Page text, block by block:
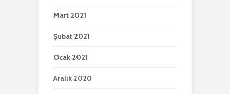
Mart 2021
Şubat 2021
Ocak 2021
Aralık 2020